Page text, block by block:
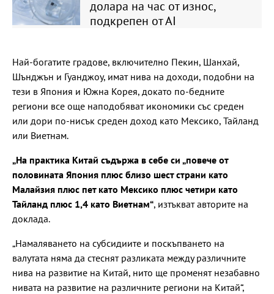
долара на час от износ,
подкрепен от АІ
Най-богатите градове, включително Пекин, Шанхай,
Шънджън и Гуанджоу, имат нива на доходи, подобни на
тези в Япония и Южна Корея, докато по-бедните
региони все още наподобяват икономики със среден
или дори по-нисък среден доход като Мексико, Тайланд
или Виетнам.
„На практика Китай съдържа в себе си „повече от
половината Япония плюс близо шест страни като
Малайзия плюс пет като Мексико плюс четири като
Тайланд плюс 1,4 като Виетнам“, изтъкват авторите на
доклада.
„Намаляването на субсидиите и поскъпването на
валутата няма да стеснят разликата между различните
нива на развитие на Китай, нито ще променят незабавно
нивата на развитие на различните региони на Китай“,